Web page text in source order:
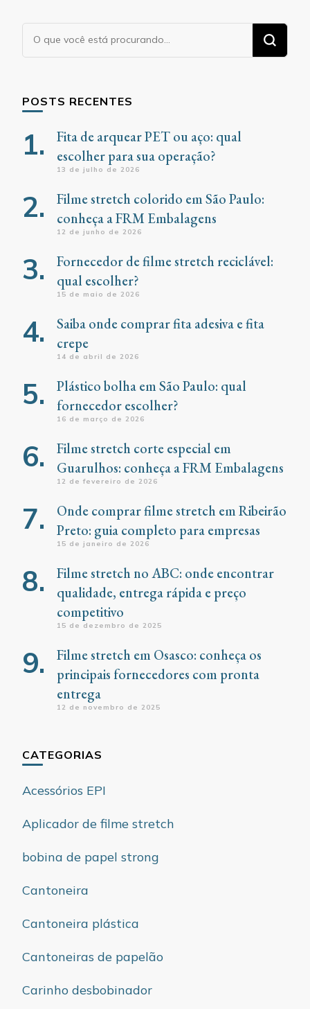
Procurando
algo?
POSTS RECENTES
Fita de arquear PET ou aço: qual
escolher para sua operação?
13 de julho de 2026
Filme stretch colorido em São Paulo:
conheça a FRM Embalagens
12 de junho de 2026
Fornecedor de filme stretch reciclável:
qual escolher?
15 de maio de 2026
Saiba onde comprar fita adesiva e fita
crepe
14 de abril de 2026
Plástico bolha em São Paulo: qual
fornecedor escolher?
16 de março de 2026
Filme stretch corte especial em
Guarulhos: conheça a FRM Embalagens
12 de fevereiro de 2026
Onde comprar filme stretch em Ribeirão
Preto: guia completo para empresas
15 de janeiro de 2026
Filme stretch no ABC: onde encontrar
qualidade, entrega rápida e preço
competitivo
15 de dezembro de 2025
Filme stretch em Osasco: conheça os
principais fornecedores com pronta
entrega
12 de novembro de 2025
CATEGORIAS
Acessórios EPI
Aplicador de filme stretch
bobina de papel strong
Cantoneira
Cantoneira plástica
Cantoneiras de papelão
Carinho desbobinador